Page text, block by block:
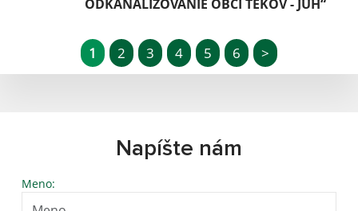
ODKANALIZOVANIE OBCÍ TEKOV - JUH“
1 2 3 4 5 6 >
Napíšte nám
Meno: